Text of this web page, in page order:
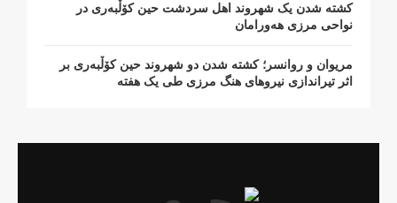
کشتە شدن یک شهروند اهل سردشت حین کۆڵبەری در
نواحی مرزی هەورامان
مریوان و روانسر؛ کشته شدن دو شهروند حین کۆڵبەری بر
اثر تیراندازی نیروهای هنگ مرزی طی یک هفته